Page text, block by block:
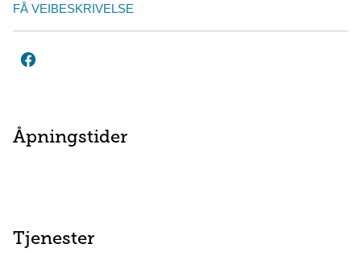
FÅ VEIBESKRIVELSE
Åpningstider
Tjenester